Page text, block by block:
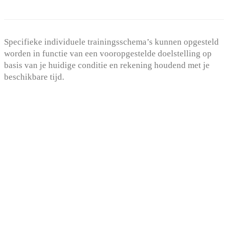
Specifieke individuele trainingsschema’s kunnen opgesteld
worden in functie van een vooropgestelde doelstelling op
basis van je huidige conditie en rekening houdend met je
beschikbare tijd.